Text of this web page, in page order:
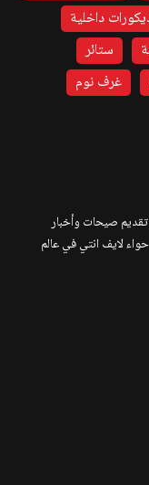
داخلية
ستائر
غرف نوم
تقديم صيحات وأخبار
لايف انتي في عالم